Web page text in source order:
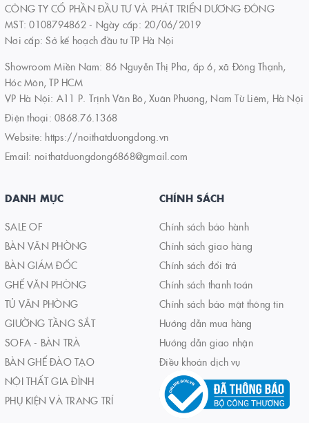
CÔNG TY CỔ PHẦN ĐẦU TƯ VÀ PHÁT TRIỂN DƯƠNG ĐÔNG
MST: 0108794862 - Ngày cấp: 20/06/2019
Nơi cấp: Sở kế hoạch đầu tư TP Hà Nội
Showroom Miền Nam: 86 Nguyễn Thị Pha, ấp 6, xã Đông Thạnh,
Hóc Môn, TP HCM
VP Hà Nội: A11 P. Trịnh Văn Bô, Xuân Phương, Nam Từ Liêm, Hà Nội
Điện thoại: 0868.76.1368
Website: https://noithatduongdong.vn
Email: noithatduongdong6868@gmail.com
DANH MỤC
SALE OF
BÀN VĂN PHÒNG
BÀN GIÁM ĐỐC
GHẾ VĂN PHÒNG
TỦ VĂN PHÒNG
GIƯỜNG TẦNG SẮT
SOFA - BÀN TRÀ
BÀN GHẾ ĐÀO TẠO
NỘI THẤT GIA ĐÌNH
PHỤ KIỆN VÀ TRANG TRÍ
CHÍNH SÁCH
Chính sách bảo hành
Chính sách giao hàng
Chính sách đổi trả
Chính sách thanh toán
Chính sách bảo mật thông tin
Hướng dẫn mua hàng
Hướng dẫn giao nhận
Điều khoản dịch vụ